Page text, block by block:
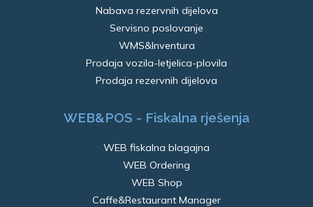
Nabava rezervnih dijelova
Servisno poslovanje
WMS&Inventura
Prodaja vozila-letjelica-plovila
Prodaja rezervnih dijelova
WEB&POS - Fiskalna rješenja
WEB fiskalna blagajna
WEB Ordering
WEB Shop
Caffe&Restaurant Manager